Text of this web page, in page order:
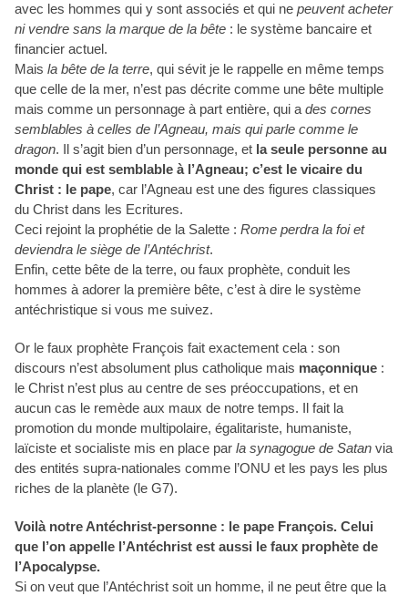
avec les hommes qui y sont associés et qui ne peuvent acheter
ni vendre sans la marque de la bête : le système bancaire et
financier actuel.
Mais la bête de la terre, qui sévit je le rappelle en même temps
que celle de la mer, n’est pas décrite comme une bête multiple
mais comme un personnage à part entière, qui a des cornes
semblables à celles de l’Agneau, mais qui parle comme le
dragon. Il s’agit bien d’un personnage, et la seule personne au
monde qui est semblable à l’Agneau; c’est le vicaire du
Christ : le pape, car l’Agneau est une des figures classiques
du Christ dans les Ecritures.
Ceci rejoint la prophétie de la Salette : Rome perdra la foi et
deviendra le siège de l’Antéchrist.
Enfin, cette bête de la terre, ou faux prophète, conduit les
hommes à adorer la première bête, c’est à dire le système
antéchristique si vous me suivez.
Or le faux prophète François fait exactement cela : son
discours n’est absolument plus catholique mais maçonnique :
le Christ n’est plus au centre de ses préoccupations, et en
aucun cas le remède aux maux de notre temps. Il fait la
promotion du monde multipolaire, égalitariste, humaniste,
laïciste et socialiste mis en place par la synagogue de Satan via
des entités supra-nationales comme l’ONU et les pays les plus
riches de la planète (le G7).
Voilà notre Antéchrist-personne : le pape François. Celui
que l’on appelle l’Antéchrist est aussi le faux prophète de
l’Apocalypse.
Si on veut que l’Antéchrist soit un homme, il ne peut être que la